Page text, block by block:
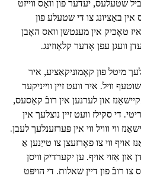
שטעלעס, יעדער פון וואָס ווייזט
אין באַציונג צו די שטעלע פון
טאָכיק אין מענטשן וואס האָבן
וועגן עפן אָדער קלאָוזינג.
מיטל פון קאָמוניקאַציע, איר
וויל. איר וועט זיין ווייניקער
און לערנען אין רובֿ קאַסעס,
די סקילז וועט זיין נוצלעך אין
ווי ווויל ווי אין פּערזענלעך לעבן.
ווי צו פאָרזעצן צו טייַנען אַ
אַזוי אויף. ען יקערדיק וויסן
רובֿ פון דיין שאלות. די הויפּט